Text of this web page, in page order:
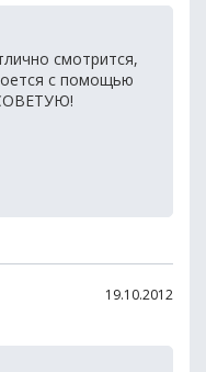
смотрится,
с помощью
19.10.2012